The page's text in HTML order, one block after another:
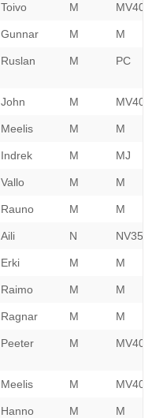
Toivo M MV40
Gunnar M M
Ruslan M PC
John M MV40
Meelis M M
Indrek M MJ
Vallo M M
Rauno M M
Aili N NV35
Erki M M
Raimo M M
Ragnar M M
Peeter M MV40
Meelis M MV40
Hanno M M